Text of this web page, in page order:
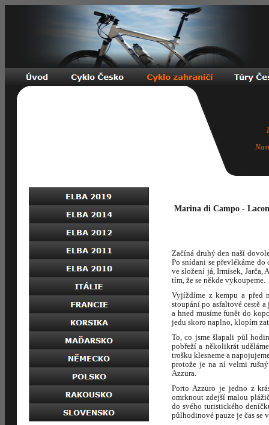
Marina di Campo -
Začíná druhý den naší
Po snídani se převlékáme
ve složení já, Irmísek, Jarča,
tím, že se někde vykoupeme.
Vyjíždíme z kempu a před
stoupání po asfaltové cestě
a hned musíme funět do
jedu skoro naplno, klopím
To, co jsme šlapali půl
pobřeží a několikrát
trošku klesneme a
protože je na ní velmi
Azzura.
Porto Azzuro je jedno z
omrknout zdejší malou
do svého turistického
půlhodinové pauze je čas se